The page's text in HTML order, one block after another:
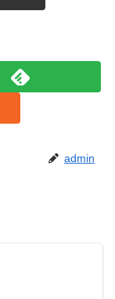
admin